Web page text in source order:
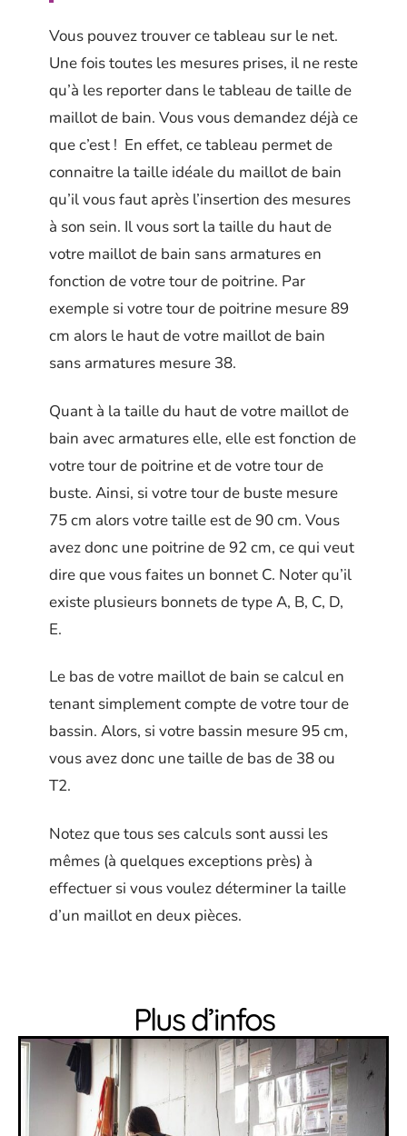
Vous pouvez trouver ce tableau sur le net.
Une fois toutes les mesures prises, il ne reste
qu’à les reporter dans le tableau de taille de
maillot de bain. Vous vous demandez déjà ce
que c’est ! En effet, ce tableau permet de
connaitre la taille idéale du maillot de bain
qu’il vous faut après l’insertion des mesures
à son sein. Il vous sort la taille du haut de
votre maillot de bain sans armatures en
fonction de votre tour de poitrine. Par
exemple si votre tour de poitrine mesure 89
cm alors le haut de votre maillot de bain
sans armatures mesure 38.
Quant à la taille du haut de votre maillot de
bain avec armatures elle, elle est fonction de
votre tour de poitrine et de votre tour de
buste. Ainsi, si votre tour de buste mesure
75 cm alors votre taille est de 90 cm. Vous
avez donc une poitrine de 92 cm, ce qui veut
dire que vous faites un bonnet C. Noter qu’il
existe plusieurs bonnets de type A, B, C, D,
E.
Le bas de votre maillot de bain se calcul en
tenant simplement compte de votre tour de
bassin. Alors, si votre bassin mesure 95 cm,
vous avez donc une taille de bas de 38 ou
T2.
Notez que tous ses calculs sont aussi les
mêmes (à quelques exceptions près) à
effectuer si vous voulez déterminer la taille
d’un maillot en deux pièces.
Plus d’infos